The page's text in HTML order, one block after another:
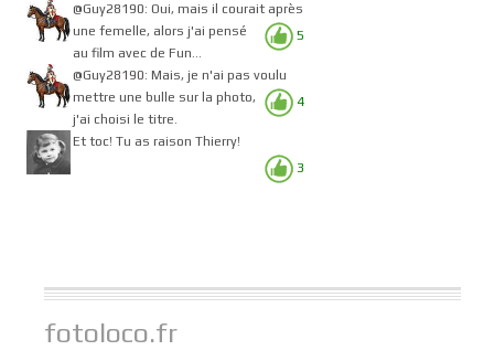
5
@Guy28190: Oui, mais il courait après
une femelle, alors j'ai pensé
au film avec de Fun...
4
@Guy28190: Mais, je n'ai pas voulu
mettre une bulle sur la photo,
j'ai choisi le titre.
3
Et toc! Tu as raison Thierry!
fotoloco.fr